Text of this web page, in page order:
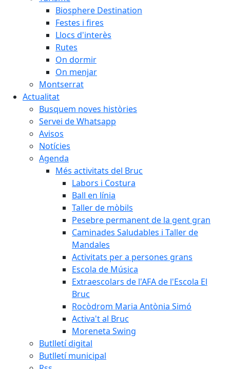
Biosphere Destination
Festes i fires
Llocs d'interès
Rutes
On dormir
On menjar
Montserrat
Actualitat
Busquem noves històries
Servei de Whatsapp
Avisos
Notícies
Agenda
Més activitats del Bruc
Labors i Costura
Ball en línia
Taller de mòbils
Pesebre permanent de la gent gran
Caminades Saludables i Taller de
Mandales
Activitats per a persones grans
Escola de Música
Extraescolars de l'AFA de l'Escola El
Bruc
Rocòdrom Maria Antònia Simó
Activa't al Bruc
Moreneta Swing
Butlletí digital
Butlletí municipal